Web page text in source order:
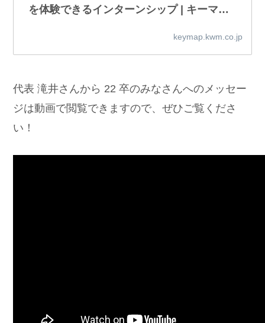
を体験できるインターンシップ | キーマッ
keymap.kwm.co.jp
代表 滝井さんから 22 卒のみなさんへのメッセー
ジは動画で閲覧できますので、ぜひご覧くださ
い！